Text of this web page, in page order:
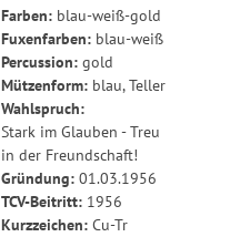
Farben: blau-weiß-gold
Fuxenfarben: blau-weiß
Percussion: gold
Mützenform: blau, Teller
Wahlspruch:
Stark im Glauben - Treu
in der Freundschaft!
Gründung: 01.03.1956
TCV-Beitritt: 1956
Kurzzeichen: Cu-Tr